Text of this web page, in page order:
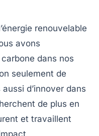
renouvelable
avons
dans nos
seulement de
d’innover dans
de plus en
et travaillent